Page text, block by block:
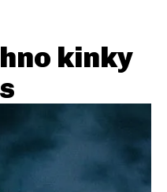
kinky